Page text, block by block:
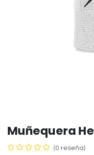
Muñequera
(0 reseña)